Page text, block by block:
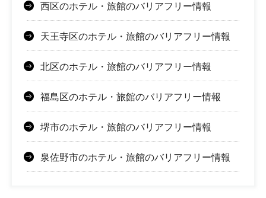
西区のホテル・旅館のバリアフリー情報
天王寺区のホテル・旅館のバリアフリー情報
北区のホテル・旅館のバリアフリー情報
福島区のホテル・旅館のバリアフリー情報
堺市のホテル・旅館のバリアフリー情報
泉佐野市のホテル・旅館のバリアフリー情報